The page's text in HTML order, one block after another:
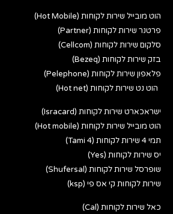
הוט מובייל שירות לקוחות (Hot Mobile)
פרטנר שירות לקוחות (Partner)
סלקום שירות לקוחות (Cellcom)
בזק שירות לקוחות (Bezeq)
פלאפון שירות לקוחות (Pelephone)
הוט נט שירות לקוחות (Hot net)
ישראכארט שירות לקוחות (Isracard)
הוט מובייל שירות לקוחות (Hot mobile)
תמי 4 שירות לקוחות (Tami 4)
יס שירות לקוחות (Yes)
שופרסל שירות לקוחות (Shufersal)
שירות לקוחות קי אס פי (ksp)
כאל שירות לקוחות (Cal)